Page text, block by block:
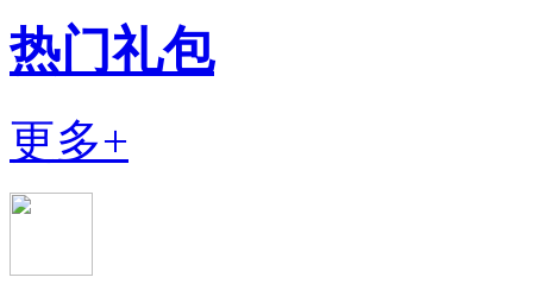
热门礼包
更多+